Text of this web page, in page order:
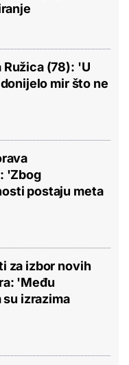
(78): 'U
mir što ne
'Zbog
postaju meta
za izbor novih
'Među
izrazima